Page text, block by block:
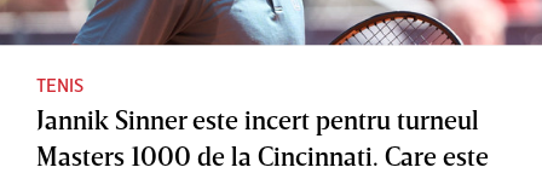
TENIS
Jannik Sinner este incert pentru turneul
Masters 1000 de la Cincinnati. Care este